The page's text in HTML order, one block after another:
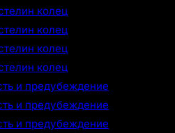
колец
колец
колец
колец
и предубеждение
и предубеждение
и предубеждение